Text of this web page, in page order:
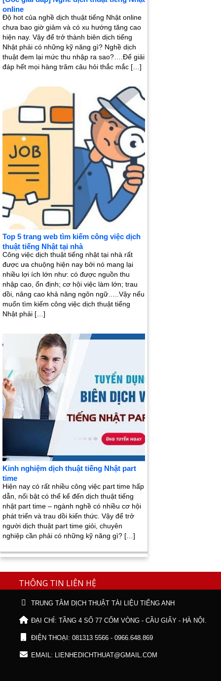
online
Độ hot của nghề dịch thuật tiếng Nhật online
chưa bao giờ giảm và có xu hướng tăng cao
hiện nay. Vậy để trở thành biên dịch tiếng
Nhật phải có những kỹ năng gì? Nghề dịch
thuật đem lại mức thu nhập ra sao?….Để giải
đáp hết mọi hàng trăm câu hỏi thắc mắc […]
Top 5 trang web tìm kiếm công việc dịch
thuật tiếng Nhật tại nhà
Công việc dịch thuật tiếng nhật tại nhà rất
được ưa chuộng hiện nay bởi nó mang lại
nhiều lợi ích lớn như: có được nguồn thu
nhập cao, ổn định; cơ hội việc làm lớn; trau
dồi, nâng cao khả năng ngôn ngữ…..Vậy nếu
muốn tìm kiếm công việc dịch thuật tiếng
Nhật phải […]
Kinh nghiệm dịch thuật tiếng Nhật part
time
Hiện nay có rất nhiều công việc part time hấp
dẫn, nổi bật có thể kể đến dịch thuật tiếng
nhật part time – ngành nghề có nhiều cơ hội
phát triển và trau dồi kiến thức. Vậy để trở
người dịch thuật part time giỏi, chuyên
nghiệp cần phải có những kỹ năng gì? […]
THÔNG TIN LIÊN HỆ
TRUNG TÂM DỊCH THUẬT TÀI LIỆU TIẾNG ANH
ĐẠI CHỈ: TẦNG 4 SỐ 77 CỐM VÒNG - CẦU GIẤY - HÀ NỘI.
ĐIỆN THOẠI: 081313 5566 - 0966.648.869
EMAIL: LIENHEDICHTHUAT@GMAIL.COM